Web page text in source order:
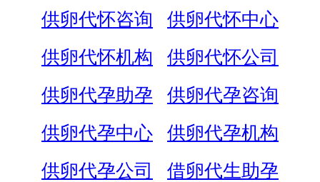
供卵代怀咨询
供卵代怀中心
供卵代怀机构
供卵代怀公司
供卵代孕助孕
供卵代孕咨询
供卵代孕中心
供卵代孕机构
供卵代孕公司
借卵代生助孕